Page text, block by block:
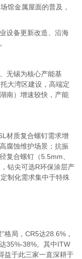
馆金属屋面的普及，
设备更新改造、沿海
无锡为核心产能基
大湾区建设，高端定
南）增速较快，产能
材质复合螺钉需求增
腐蚀维护场景；抗振
复合螺钉（5.5mm、
钻尖可选R环保涂层产
制化需求集中于特殊
格局，CR5达28.6%，
35%-38%。其中ITW
益于此三家一直深耕于